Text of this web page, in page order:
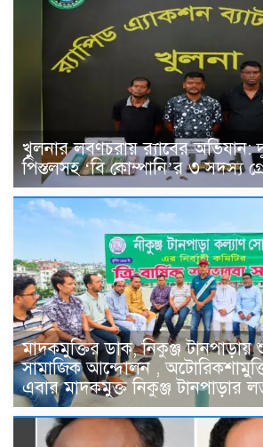
খুলনার লবণচরায় র‍্যাবের অভিযান:
পিস্তলসহ ‘বি কোম্পানি’র ৩ সদস্য
মাদকমুক্তির ডাক, নিকুঞ্জ
সামাজিক আন্দোলন ,
এবার মাদকমুক্ত নিকুঞ্জ টানপাড়ার